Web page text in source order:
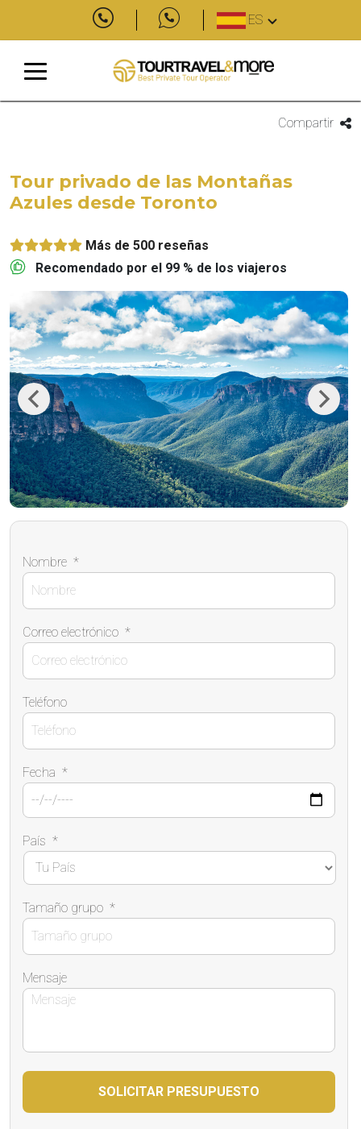
ES
Compartir
Tour privado de las Montañas
Azules desde Toronto
Más de 500 reseñas
Recomendado por el 99 % de los viajeros
Previous Next
Nombre *
Correo electrónico *
Teléfono
Fecha *
País *
Tamaño grupo *
Mensaje